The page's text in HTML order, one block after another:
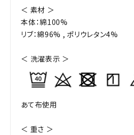
＜ 素材 ＞
本体：綿100%
リブ：綿96% , ポリウレタン4%
＜ 洗濯表示 ＞
あて布使用
＜ 重さ ＞